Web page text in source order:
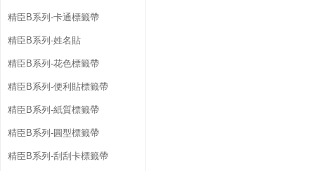
精臣B系列-卡通標籤帶
精臣B系列-姓名貼
精臣B系列-花色標籤帶
精臣B系列-便利貼標籤帶
精臣B系列-紙質標籤帶
精臣B系列-圓型標籤帶
精臣B系列-刮刮卡標籤帶